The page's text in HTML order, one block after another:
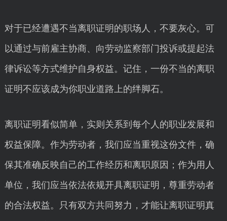
对于已经遭遇不当离职证明的职场人，不要灰心。可
以通过与前雇主协商、向劳动监察部门投诉或提起法
律诉讼等方式维护自身权益。记住，一份不当的离职
证明不应该成为你职业道路上的绊脚石。
离职证明看似简单，实则关系到每个人的职业发展和
权益保障。作为劳动者，我们应当重视这份文件，确
保其准确反映自己的工作经历和离职原因；作为用人
单位，我们应当依法依规开具离职证明，尊重劳动者
的合法权益。只有双方共同努力，才能让离职证明真